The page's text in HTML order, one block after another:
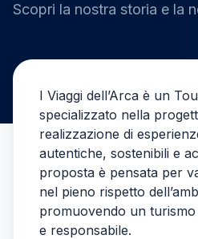
Scopri la nostra storia e la
I Viaggi dell’Arca è un
specializzato nella
realizzazione di
autentiche, sostenibili e
proposta è pensata per
nel pieno rispetto
promuovendo un
e responsabile.